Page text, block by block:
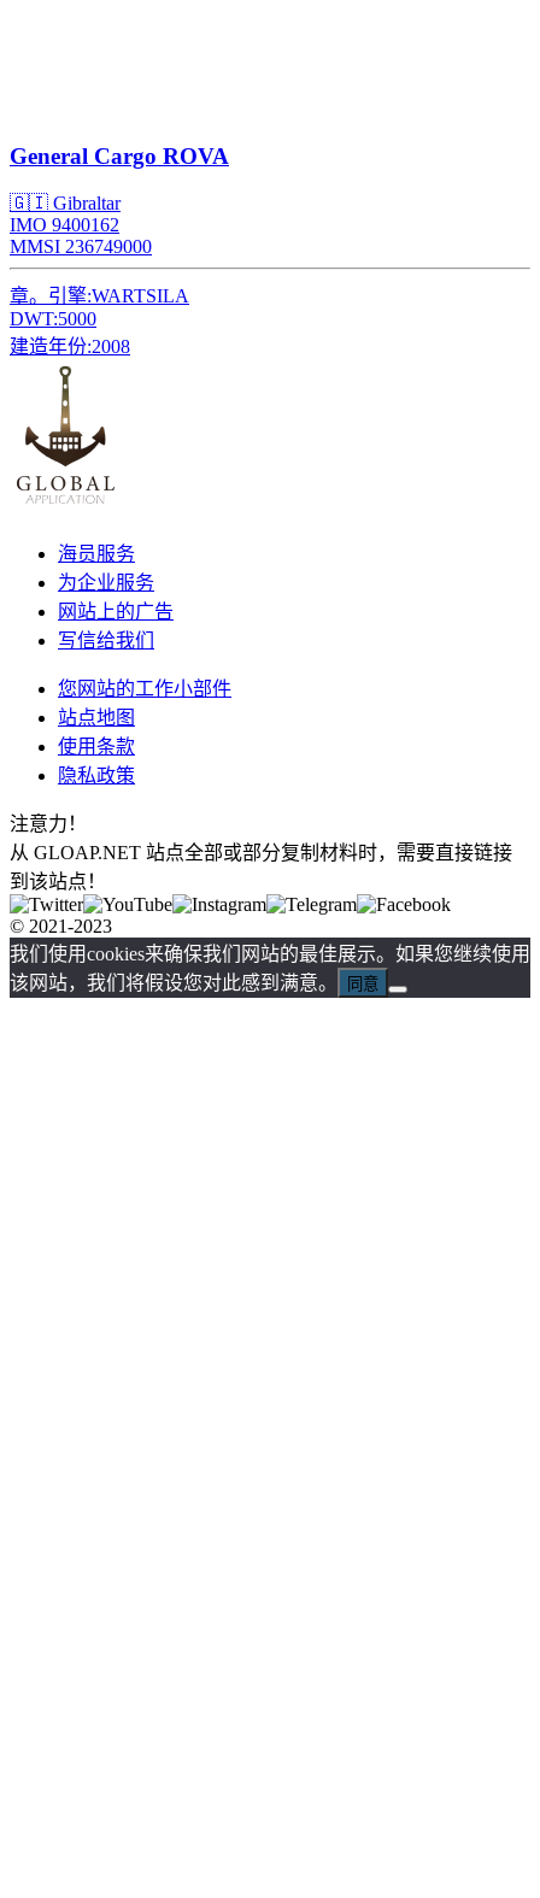
General Cargo ROVA
🇬🇮 Gibraltar
IMO 9400162
MMSI 236749000
章。引擎:WARTSILA
DWT:5000
建造年份:2008
海员服务
为企业服务
网站上的广告
写信给我们
您网站的工作小部件
站点地图
使用条款
隐私政策
注意力！
从 GLOAP.NET 站点全部或部分复制材料时，需要直接链接
到该站点！
© 2021-2023
我们使用cookies来确保我们网站的最佳展示。如果您继续使用
该网站，我们将假设您对此感到满意。
同意